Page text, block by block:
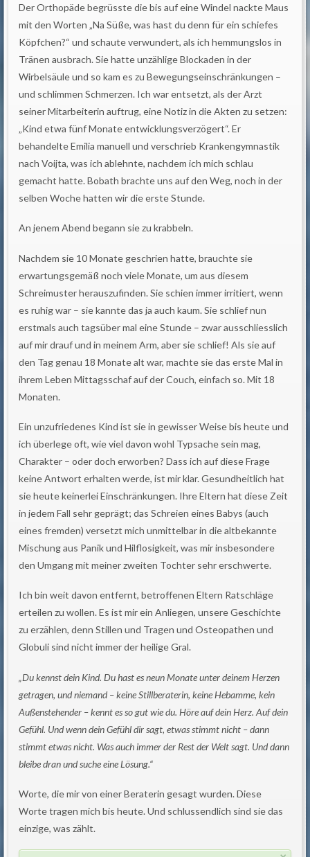
Der Orthopäde begrüsste die bis auf eine Windel nackte Maus
mit den Worten „Na Süße, was hast du denn für ein schiefes
Köpfchen?“ und schaute verwundert, als ich hemmungslos in
Tränen ausbrach. Sie hatte unzählige Blockaden in der
Wirbelsäule und so kam es zu Bewegungseinschränkungen –
und schlimmen Schmerzen. Ich war entsetzt, als der Arzt
seiner Mitarbeiterin auftrug, eine Notiz in die Akten zu setzen:
„Kind etwa fünf Monate entwicklungsverzögert“. Er
behandelte Emilia manuell und verschrieb Krankengymnastik
nach Voijta, was ich ablehnte, nachdem ich mich schlau
gemacht hatte. Bobath brachte uns auf den Weg, noch in der
selben Woche hatten wir die erste Stunde.
An jenem Abend begann sie zu krabbeln.
Nachdem sie 10 Monate geschrien hatte, brauchte sie
erwartungsgemäß noch viele Monate, um aus diesem
Schreimuster herauszufinden. Sie schien immer irritiert, wenn
es ruhig war – sie kannte das ja auch kaum. Sie schlief nun
erstmals auch tagsüber mal eine Stunde – zwar ausschliesslich
auf mir drauf und in meinem Arm, aber sie schlief! Als sie auf
den Tag genau 18 Monate alt war, machte sie das erste Mal in
ihrem Leben Mittagsschaf auf der Couch, einfach so. Mit 18
Monaten.
Ein unzufriedenes Kind ist sie in gewisser Weise bis heute und
ich überlege oft, wie viel davon wohl Typsache sein mag,
Charakter – oder doch erworben? Dass ich auf diese Frage
keine Antwort erhalten werde, ist mir klar. Gesundheitlich hat
sie heute keinerlei Einschränkungen. Ihre Eltern hat diese Zeit
in jedem Fall sehr geprägt; das Schreien eines Babys (auch
eines fremden) versetzt mich unmittelbar in die altbekannte
Mischung aus Panik und Hilflosigkeit, was mir insbesondere
den Umgang mit meiner zweiten Tochter sehr erschwerte.
Ich bin weit davon entfernt, betroffenen Eltern Ratschläge
erteilen zu wollen. Es ist mir ein Anliegen, unsere Geschichte
zu erzählen, denn Stillen und Tragen und Osteopathen und
Globuli sind nicht immer der heilige Gral.
„Du kennst dein Kind. Du hast es neun Monate unter deinem Herzen
getragen, und niemand – keine Stillberaterin, keine Hebamme, kein
Außenstehender – kennt es so gut wie du. Höre auf dein Herz. Auf dein
Gefühl. Und wenn dein Gefühl dir sagt, etwas stimmt nicht – dann
stimmt etwas nicht. Was auch immer der Rest der Welt sagt. Und dann
bleibe dran und suche eine Lösung.“
Worte, die mir von einer Beraterin gesagt wurden. Diese
Worte tragen mich bis heute. Und schlussendlich sind sie das
einzige, was zählt.